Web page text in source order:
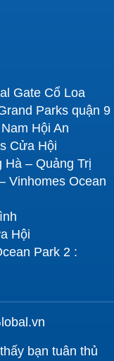
Gate Cổ Loa
Parks quận 9
Hội An
Cửa Hội
– Quảng Trị
Vinhomes Ocean
Hội
Park 2 :
bạn tuân thủ